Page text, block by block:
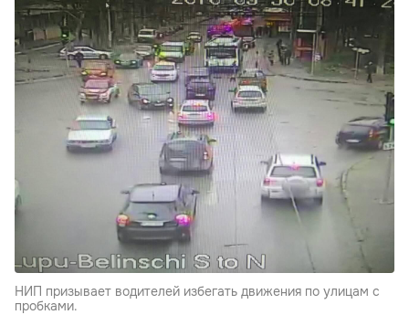
НИП призывает водителей избегать движения по улицам с
пробками.